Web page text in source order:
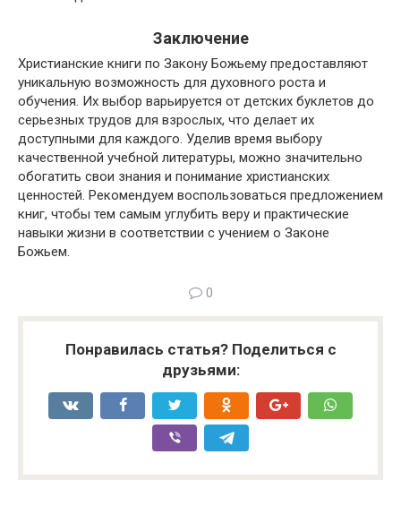
Заключение
Христианские книги по Закону Божьему предоставляют
уникальную возможность для духовного роста и
обучения. Их выбор варьируется от детских буклетов до
серьезных трудов для взрослых, что делает их
доступными для каждого. Уделив время выбору
качественной учебной литературы, можно значительно
обогатить свои знания и понимание христианских
ценностей. Рекомендуем воспользоваться предложением
книг, чтобы тем самым углубить веру и практические
навыки жизни в соответствии с учением о Законе
Божьем.
0
Понравилась статья? Поделиться с
друзьями: